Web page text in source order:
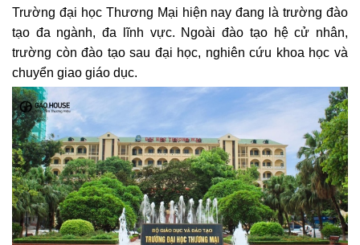
Trường đại học Thương Mại hiện nay đang là trường đào
tạo đa ngành, đa lĩnh vực. Ngoài đào tạo hệ cử nhân,
trường còn đào tạo sau đại học, nghiên cứu khoa học và
chuyển giao giáo dục.